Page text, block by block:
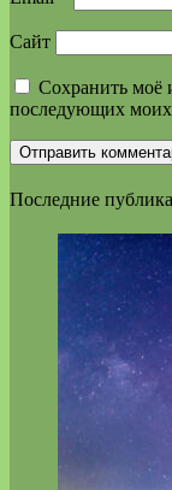
Сайт
Сохранить моё
последующих
Последние